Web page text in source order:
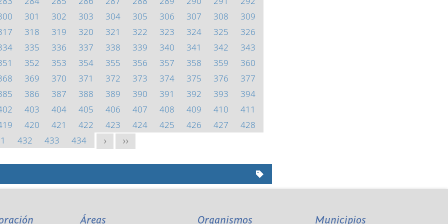
301 302 303 304 305 306 307 308
309
318 319 320 321 322 323 324 325
326
335 336 337 338 339 340 341 342
343
352 353 354 355 356 357 358 359
360
369 370 371 372 373 374 375 376
377
386 387 388 389 390 391 392 393
394
403 404 405 406 407 408 409 410
411
420 421 422 423 424 425 426 427
428
432 433 434 > >>
Áreas Organismos Municipios